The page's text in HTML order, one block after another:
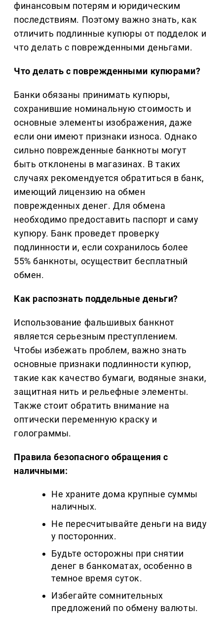
финансовым потерям и юридическим
последствиям. Поэтому важно знать, как
отличить подлинные купюры от подделок и
что делать с поврежденными деньгами.
Что делать с поврежденными купюрами?
Банки обязаны принимать купюры,
сохранившие номинальную стоимость и
основные элементы изображения, даже
если они имеют признаки износа. Однако
сильно поврежденные банкноты могут
быть отклонены в магазинах. В таких
случаях рекомендуется обратиться в банк,
имеющий лицензию на обмен
поврежденных денег. Для обмена
необходимо предоставить паспорт и саму
купюру. Банк проведет проверку
подлинности и, если сохранилось более
55% банкноты, осуществит бесплатный
обмен.
Как распознать поддельные деньги?
Использование фальшивых банкнот
является серьезным преступлением.
Чтобы избежать проблем, важно знать
основные признаки подлинности купюр,
такие как качество бумаги, водяные знаки,
защитная нить и рельефные элементы.
Также стоит обратить внимание на
оптически переменную краску и
голограммы.
Правила безопасного обращения с
наличными:
Не храните дома крупные суммы
наличных.
Не пересчитывайте деньги на виду
у посторонних.
Будьте осторожны при снятии
денег в банкоматах, особенно в
темное время суток.
Избегайте сомнительных
предложений по обмену валюты.